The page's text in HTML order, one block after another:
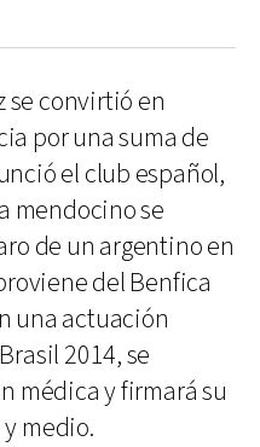
se convirtió en
por una suma de
el club español,
mendocino se
de un argentino en
del Benfica
una actuación
2014, se
médica y firmará su
medio.